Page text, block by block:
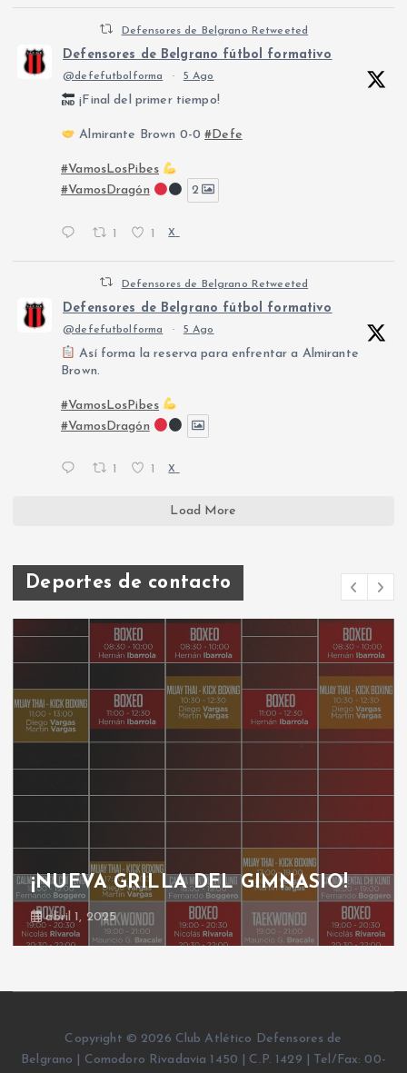
Defensores de Belgrano Retweeted
Defensores de Belgrano fútbol formativo
@defefutbolforma · 5 Ago
¡Final del primer tiempo!
Almirante Brown 0-0#Defe
#VamosLosPibes
#VamosDragón
2
1 1 X
Defensores de Belgrano Retweeted
Defensores de Belgrano fútbol formativo
@defefutbolforma · 5 Ago
Así forma la reserva para enfrentar a Almirante
Brown.
#VamosLosPibes
#VamosDragón
X
Load More
Deportes de contacto
¡NUEVA GRILLA DEL GIMNASIO!
abril 1, 2025
Copyright © 2026 Club Atlético Defensores de
Belgrano | Comodoro Rivadavia 1450 | C.P. 1429 | Tel/Fax: 00-